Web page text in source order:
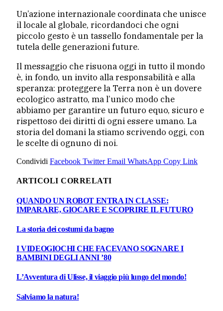
Un’azione internazionale coordinata che unisce
il locale al globale, ricordandoci che ogni
piccolo gesto è un tassello fondamentale per la
tutela delle generazioni future.
Il messaggio che risuona oggi in tutto il mondo
è, in fondo, un invito alla responsabilità e alla
speranza: proteggere la Terra non è un dovere
ecologico astratto, ma l’unico modo che
abbiamo per garantire un futuro equo, sicuro e
rispettoso dei diritti di ogni essere umano. La
storia del domani la stiamo scrivendo oggi, con
le scelte di ognuno di noi.
Condividi Facebook Twitter Email WhatsApp Copy Link
ARTICOLI CORRELATI
QUANDO UN ROBOT ENTRA IN CLASSE:
IMPARARE, GIOCARE E SCOPRIRE IL FUTURO
La storia dei costumi da bagno
I VIDEOGIOCHI CHE FACEVANO SOGNARE I
BAMBINI DEGLI ANNI ’80
L’Avventura di Ulisse, il viaggio più lungo del mondo!
Salviamo la natura!